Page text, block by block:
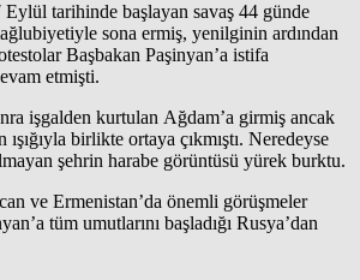
Eylül tarihinde başlayan savaş 44 günde
sona ermiş, yenilginin ardından
Başbakan Paşinyan’a istifa
etmişti.
işgalden kurtulan Ağdam’a girmiş ancak
birlikte ortaya çıkmıştı. Neredeyse
şehrin harabe görüntüsü yürek burktu.
ve Ermenistan’da önemli görüşmeler
tüm umutlarını başladığı Rusya’dan